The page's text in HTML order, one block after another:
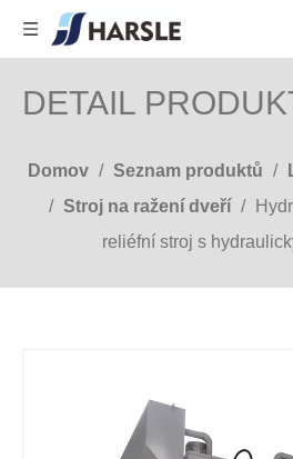
DETAIL
Domov / Seznam produktů /
/ Stroj na ražení dveří /
reliéfní stroj s